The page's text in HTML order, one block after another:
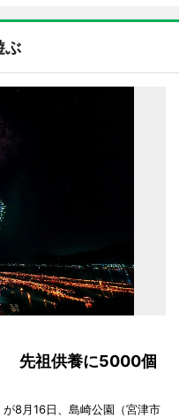
ぶ
先祖供養に5000個
が8月16日、島崎公園（宮津市